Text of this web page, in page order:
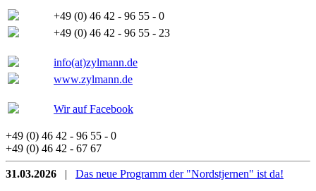
+49 (0) 46 42 - 96 55 - 0
+49 (0) 46 42 - 96 55 - 23
info(at)zylmann.de
www.zylmann.de
Wir auf Facebook
+49 (0) 46 42 - 96 55 - 0
+49 (0) 46 42 - 67 67
31.03.2026 | Das neue Programm der "Nordstjernen" ist da!